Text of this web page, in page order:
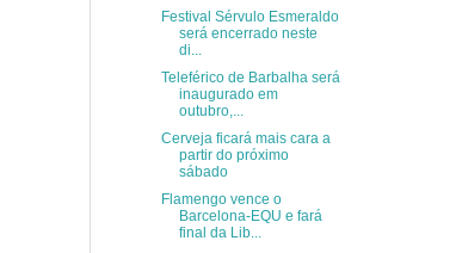
Festival Sérvulo Esmeraldo
será encerrado neste
di...
Teleférico de Barbalha será
inaugurado em
outubro,...
Cerveja ficará mais cara a
partir do próximo
sábado
Flamengo vence o
Barcelona-EQU e fará
final da Lib...